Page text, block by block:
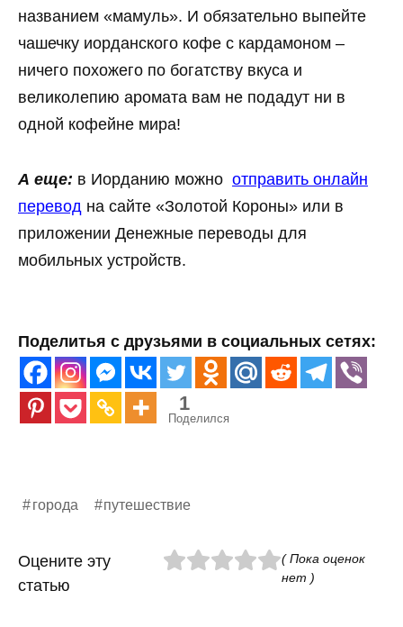
названием «мамуль». И обязательно выпейте
чашечку иорданского кофе с кардамоном –
ничего похожего по богатству вкуса и
великолепию аромата вам не подадут ни в
одной кофейне мира!
А еще: в Иорданию можно отправить онлайн
перевод на сайте «Золотой Короны» или в
приложении Денежные переводы для
мобильных устройств.
Поделитья с друзьями в социальных сетях:
1
Поделился
города путешествие
Оцените эту
статью
( Пока оценок
нет )